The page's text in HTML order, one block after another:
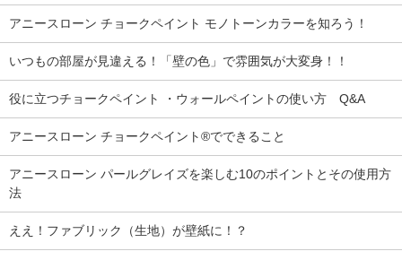
アニースローン チョークペイント モノトーンカラーを知ろう！
いつもの部屋が見違える！「壁の色」で雰囲気が大変身！！
役に立つチョークペイント ・ウォールペイントの使い方 Q&A
アニースローン チョークペイント®でできること
アニースローン パールグレイズを楽しむ10のポイントとその使用方
法
ええ！ファブリック（生地）が壁紙に！？